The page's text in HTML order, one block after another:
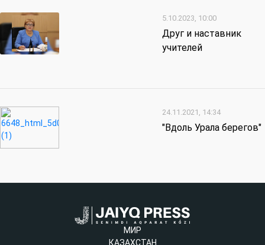
5.10.2023, 10:00
Друг и наставник
учителей
24.11.2021, 14:34
"Вдоль Урала берегов"
МИР
КАЗАХСТАН